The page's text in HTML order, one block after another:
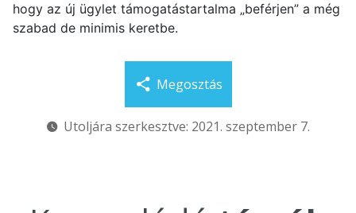
hogy az új ügylet támogatástartalma „beférjen” a még
szabad de minimis keretbe.
Megosztás
Utoljára szerkesztve: 2021. szeptember 7.